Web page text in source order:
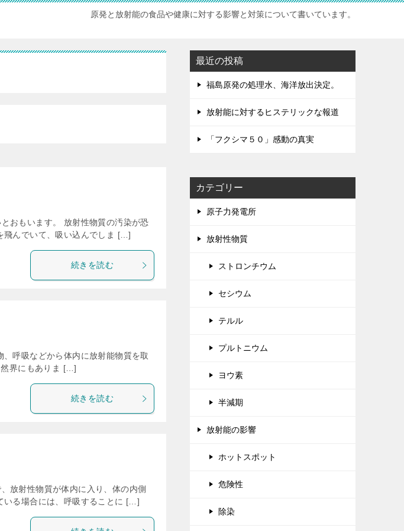
原発と放射能の食品や健康に対する影響と対策について書いています。
おもいます。 放射性物質の汚染が恐
飛んでいて、吸い込んでしま […]
続きを読む
呼吸などから体内に放射能物質を取
界にもありま […]
続きを読む
放射性物質が体内に入り、体の内側
いる場合には、呼吸することに […]
最近の投稿
福島原発の処理水、海洋放出決定。
放射能に対するヒステリックな報道
「フクシマ５０」感動の真実
カテゴリー
原子力発電所
放射性物質
ストロンチウム
セシウム
テルル
プルトニウム
ヨウ素
半減期
放射能の影響
ホットスポット
危険性
除染